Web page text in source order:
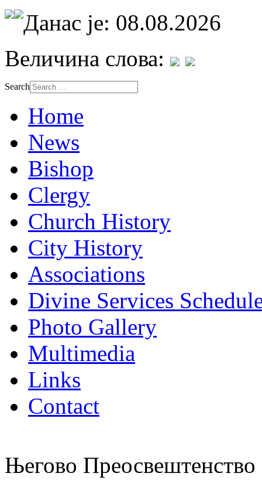
Данас је: 08.08.2026
Величина слова:
Search
Home
News
Bishop
Clergy
Church History
City History
Associations
Divine Services
Photo Gallery
Multimedia
Links
Contact
Његово